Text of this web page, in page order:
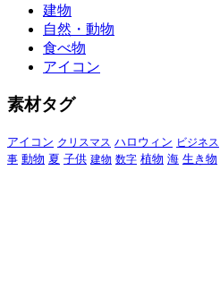
建物
自然・動物
食べ物
アイコン
素材タグ
アイコン クリスマス ハロウィン ビジネス
事 動物 夏 子供 建物 数字 植物 海 生き物